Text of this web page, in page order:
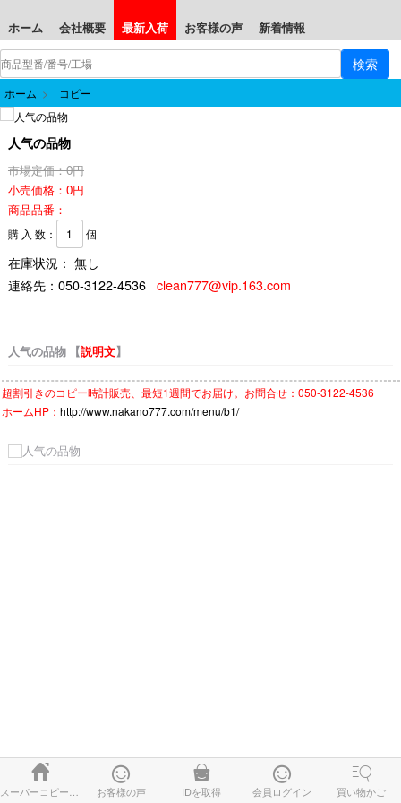
ホーム 会社概要 最新入荷 お客様の声 新着情報
ホーム > コピー
人气の品物
市場定価：0円
小売価格：0円
商品品番：
購 入 数： 個
在庫状況： 無し
連絡先： 050-3122-4536 clean777@vip.163.com
人气の品物 【説明文】
超割引きのコピー時計販売、最短1週間でお届け。お問合せ：050-3122-4536
ホームHP： http://www.nakano777.com/menu/b1/
 
お客様の声

IDを取得

会員ログイン

買い物かご